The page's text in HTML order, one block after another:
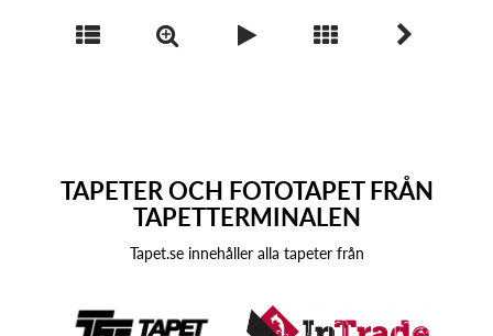
TAPETER OCH FOTOTAPET FRÅN
TAPETTERMINALEN
Tapet.se innehåller alla tapeter från